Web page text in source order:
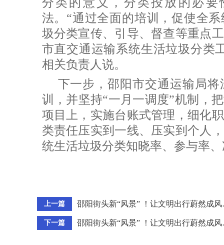
法。“通过全面的培训，促使全
圾分类宣传、引导、督查等重点
市直交通运输系统生活垃圾分类
相关负责人说。
下一步，邵阳市交通运输局
训，并坚持“一月一调度”机制，
项目上，实施台账式管理，细化
类责任压实到一线、压实到个人
统生活垃圾分类知晓率、参与率
上一篇 邵阳街头新“风景” ！让文明出行蔚然成
下一篇 邵阳街头新“风景” ！让文明出行蔚然成